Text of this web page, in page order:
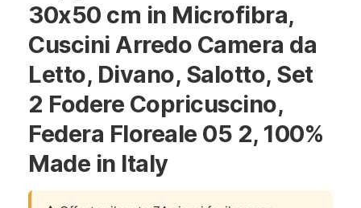
30x50 cm in Microfibra,
Cuscini Arredo Camera da
Letto, Divano, Salotto, Set
2 Fodere Copricuscino,
Federa Floreale 05 2, 100%
Made in Italy